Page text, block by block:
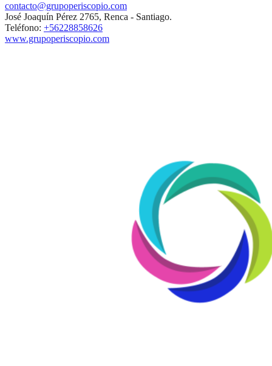
contacto@grupoperiscopio.com
José Joaquín Pérez 2765, Renca - Santiago.
Teléfono: +56228858626
www.grupoperiscopio.com